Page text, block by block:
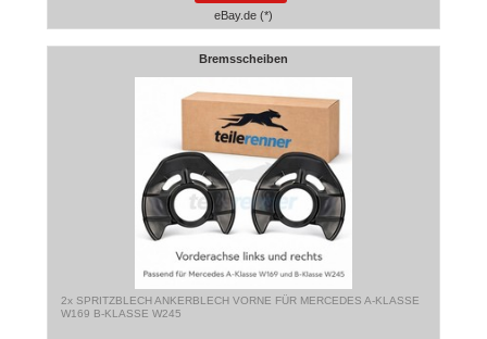
eBay.de (*)
Bremsscheiben
2x SPRITZBLECH ANKERBLECH VORNE FÜR MERCEDES A-KLASSE
W169 B-KLASSE W245